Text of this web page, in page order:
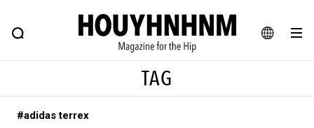
JA
FEATURE BLOG SNAP
ヒップなファッション、カルチャー、ライフスタイルWEBマガジン
TAG
#adidas terrex